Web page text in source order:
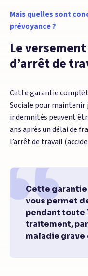
Mais quelles sont
prévoyance ?
Le
d’arrêt de
Cette garantie
Sociale pour maintenir
indemnités peuvent
ans après un délai de
l’arrêt de travail
Cette
vous permet
pendant toute
traitement,
maladie grave